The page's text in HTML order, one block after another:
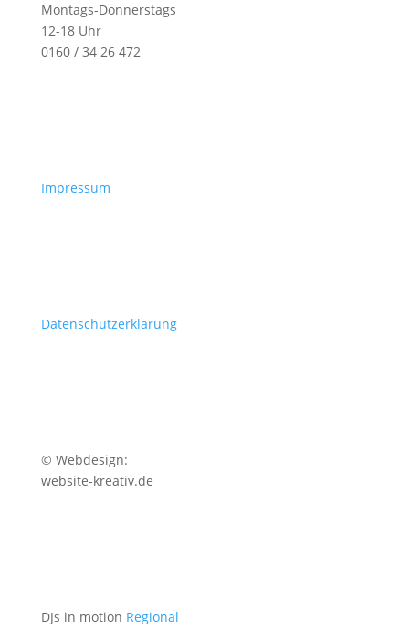
Montags-Donnerstags
12-18 Uhr
0160 / 34 26 472
Impressum
Datenschutzerklärung
© Webdesign:
website-kreativ.de
DJs in motion Regional